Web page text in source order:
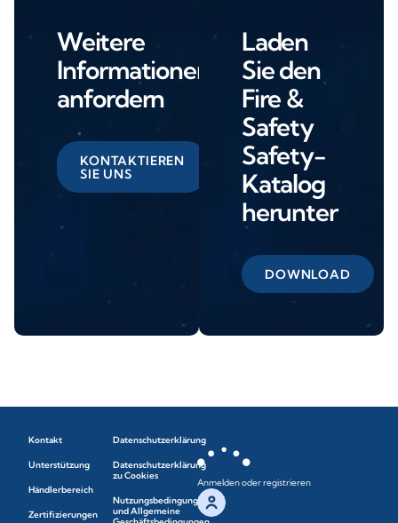
Weitere
Informationen
anfordern
KONTAKTIEREN
SIE UNS
Laden
Sie den
Fire &
Safety
Safety-
Katalog
herunter
DOWNLOAD
Kontakt
Unterstützung
Händlerbereich
Zertifizierungen
Datenschutzerklärung
Datenschutzerklärung
zu Cookies
Nutzungsbedingungen
und Allgemeine
Anmelden oder registrieren